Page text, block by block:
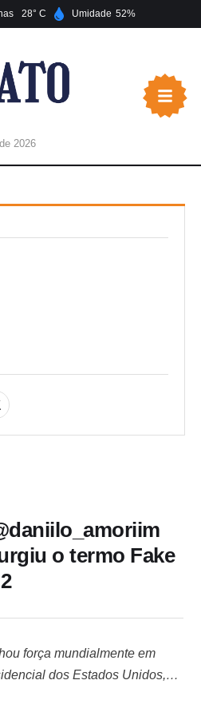
28 Umidade 52
2026
o termo Fake
força mundialmente em
dos Estados Unidos,